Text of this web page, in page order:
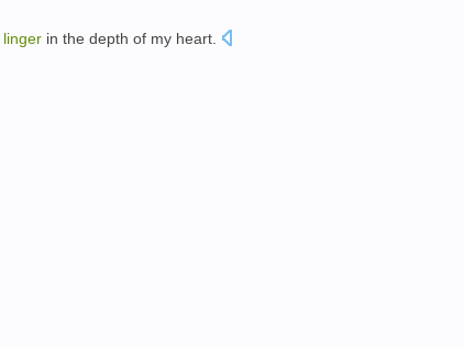
linger in the depth of my heart